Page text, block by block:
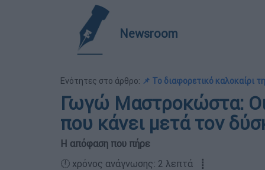
Newsroom
Ενότητες στο άρθρο: 📌 Το διαφορετικό καλοκαίρι
Γωγώ Μαστροκώστα: Οι
που κάνει μετά τον
Η απόφαση που πήρε
🕛 χρόνος ανάγνωσης: 2 λεπτά ┋